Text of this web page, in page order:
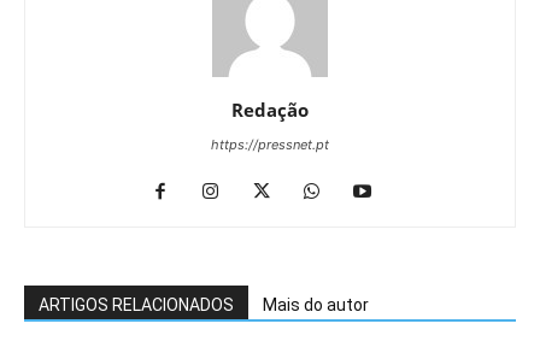
Redação
https://pressnet.pt
ARTIGOS RELACIONADOS Mais do autor